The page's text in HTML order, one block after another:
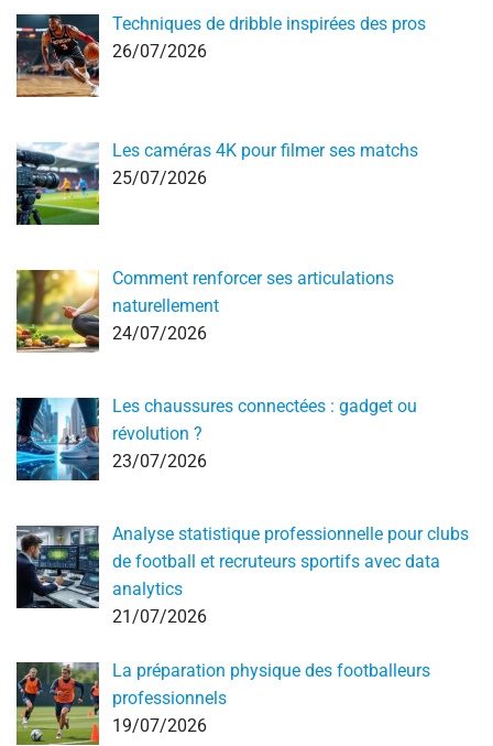
Techniques de dribble inspirées des pros
26/07/2026
Les caméras 4K pour filmer ses matchs
25/07/2026
Comment renforcer ses articulations
naturellement
24/07/2026
Les chaussures connectées : gadget ou
révolution ?
23/07/2026
Analyse statistique professionnelle pour clubs
de football et recruteurs sportifs avec data
analytics
21/07/2026
La préparation physique des footballeurs
professionnels
19/07/2026